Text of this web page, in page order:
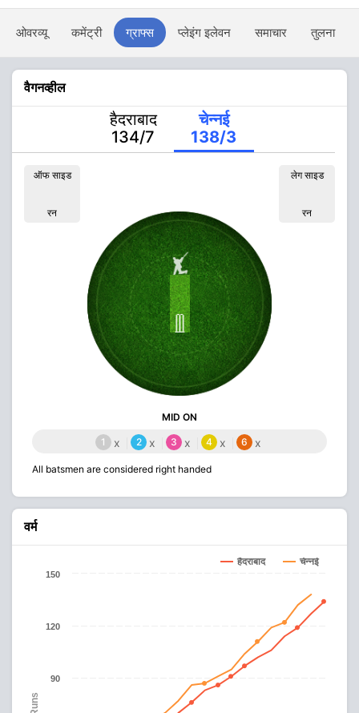
ओवरव्यू कमेंट्री ग्राफ्स प्लेइंग इलेवन समाचार तुलना
वैगनव्हील
हैदराबाद
134/7
चेन्नई
138/3
ऑफ साइड
रन
लेग साइड
रन
MID ON
1 x 2 x 3 x 4 x 6 x
All batsmen are considered right handed
वर्म
Runs
हैदराबाद चेन्नई
90
120
150